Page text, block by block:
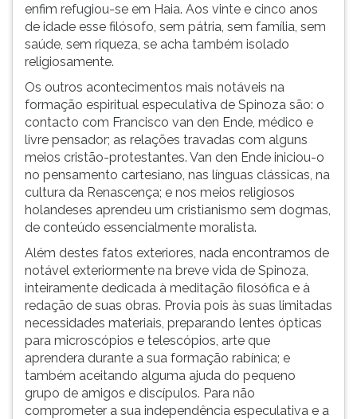
enfim refugiou-se em Haia. Aos vinte e cinco anos
de idade esse filósofo, sem pátria, sem família, sem
saúde, sem riqueza, se acha também isolado
religiosamente.
Os outros acontecimentos mais notáveis na
formação espiritual especulativa de Spinoza são: o
contacto com Francisco van den Ende, médico e
livre pensador; as relações travadas com alguns
meios cristão-protestantes. Van den Ende iniciou-o
no pensamento cartesiano, nas línguas clássicas, na
cultura da Renascença; e nos meios religiosos
holandeses aprendeu um cristianismo sem dogmas,
de conteúdo essencialmente moralista.
Além destes fatos exteriores, nada encontramos de
notável exteriormente na breve vida de Spinoza,
inteiramente dedicada à meditação filosófica e à
redação de suas obras. Provia pois às suas limitadas
necessidades materiais, preparando lentes ópticas
para microscópios e telescópios, arte que
aprendera durante a sua formação rabínica; e
também aceitando alguma ajuda do pequeno
grupo de amigos e discípulos. Para não
comprometer a sua independência especulativa e a